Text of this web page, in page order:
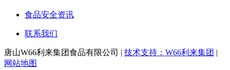
食品安全资讯
联系我们
唐山W66利来集团食品有限公司 | 技术支持：W66利来集团 |
网站地图